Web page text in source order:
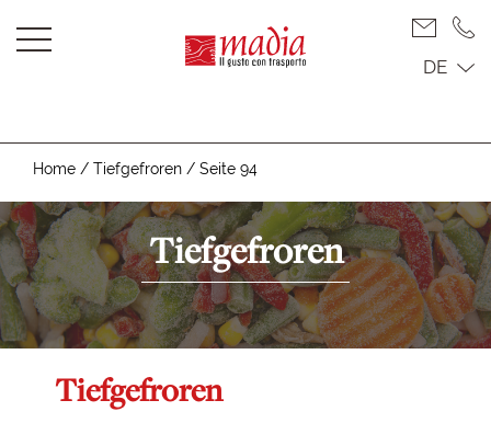
DE
Home / Tiefgefroren / Seite 94
Tiefgefroren
Tiefgefroren